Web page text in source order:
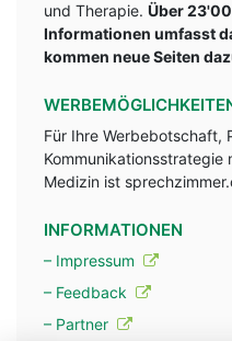
und Therapie. Über
Informationen umfasst
kommen neue Seiten
Für Ihre Werbebotschaft,
Kommunikationsstrategie
Medizin ist
INFORMATIONEN
– Impressum
– Feedback
– Partner